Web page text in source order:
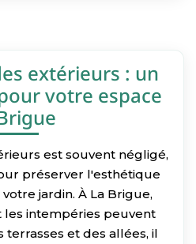
extérieurs : un
votre espace
est souvent négligé,
préserver l'esthétique
jardin. À La Brigue,
intempéries peuvent
et des allées, il